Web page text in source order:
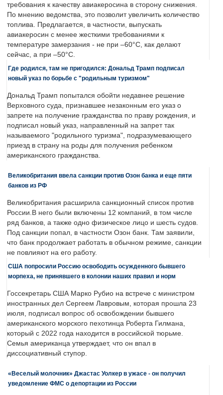
требования к качеству авиакеросина в сторону снижения.
По мнению ведомства, это позволит увеличить количество
топлива. Предлагается, в частности, выпускать
авиакеросин с менее жесткими требованиями к
температуре замерзания - не при –60°C, как делают
сейчас, а при –50°C.
Где родился, там не пригодился: Дональд Трамп подписал
новый указ по борьбе с "родильным туризмом"
Дональд Трамп попытался обойти недавнее решение
Верховного суда, признавшее незаконным его указ о
запрете на получение гражданства по праву рождения, и
подписал новый указ, направленный на запрет так
называемого "родильного туризма", подразумевающего
приезд в страну на роды для получения ребенком
американского гражданства.
Великобритания ввела санкции против Озон банка и еще пяти
банков из РФ
Великобритания расширила санкционный список против
России.В него были включены 12 компаний, в том числе
ряд банков, а также одно физическое лицо и шесть судов.
Под санкции попал, в частности Озон банк. Там заявили,
что банк продолжает работать в обычном режиме, санкции
не повлияют на его работу.
США попросили Россию освободить осужденного бывшего
морпеха, не принявшего в колонии наших правил и норм
Госсекретарь США Марко Рубио на встрече с министром
иностранных дел Сергеем Лавровым, которая прошла 23
июля, подписал вопрос об освобождении бывшего
американского морского пехотинца Роберта Гилмана,
который с 2022 года находится в российской тюрьме.
Семья американца утверждает, что он впал в
диссоциативный ступор.
«Веселый молочник» Джастас Уолкер в ужасе - он получил
уведомление ФМС о депортации из России